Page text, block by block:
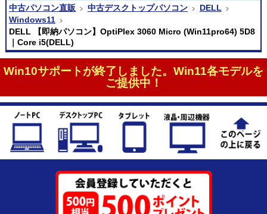
中古パソコン直販
中古デスクトップパソコン
DELL
Windows11
DELL 【即納パソコン】OptiPlex 3060 Micro (Win11pro64) 5D8
｜Core i5(DELL)
Win10サポートが終了しました。Win11各モデルを
ご提供中！